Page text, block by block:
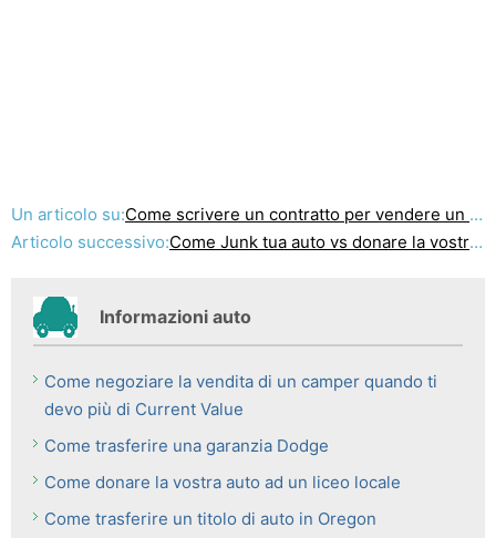
Un articolo su:Come scrivere un contratto per vendere un auto
Articolo successivo:Come Junk tua auto vs donare la vostra auto
Informazioni auto
Come negoziare la vendita di un camper quando ti
devo più di Current Value
Come trasferire una garanzia Dodge
Come donare la vostra auto ad un liceo locale
Come trasferire un titolo di auto in Oregon